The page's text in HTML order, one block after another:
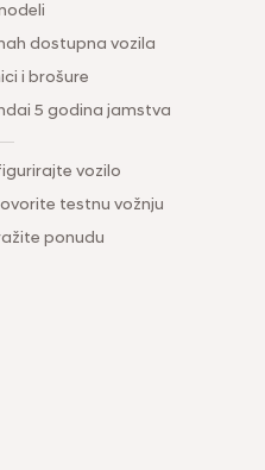
dostupna vozila
i brošure
5 godina jamstva
vozilo
testnu vožnju
ponudu